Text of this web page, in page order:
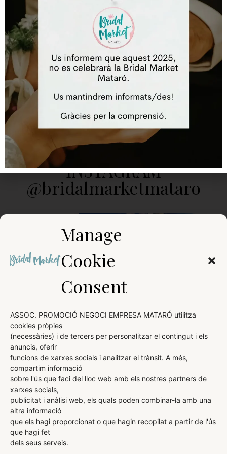
Manage
Cookie
Consent
ASSOC. PROMOCIÓ NEGOCI EMPRESA MATARÓ utilitza
cookies pròpies
(necessàries) i de tercers per personalitzar el contingut i els
anuncis, oferir
funcions de xarxes socials i analitzar el trànsit. A més,
compartim informació
sobre l'ús que faci del lloc web amb els nostres partners de
xarxes socials,
publicitat i anàlisi web, els quals poden combinar-la amb una
altra informació
que els hagi proporcionat o que hagin recopilat a partir de l'ús
que hagi fet
dels seus serveis.
Lloc web
Desa el meu nom, correu electrònic i lloc web en aquest
navegador per a la pròxima vegada que comenti.
INSTAGRAM
@bridalmarketmataro
AVÍS LEGAL
POLÍTICA DE COOKIES
POLÍTICA DE PRIVACITAT
ORGANITZA: DIRIGEIX I COMERCIALITZA: